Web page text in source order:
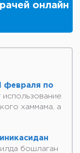
онлайн
февраля по
использование
хаммама, а
бошлаган